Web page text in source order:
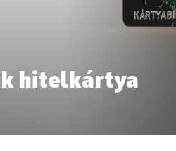
hitelkártya